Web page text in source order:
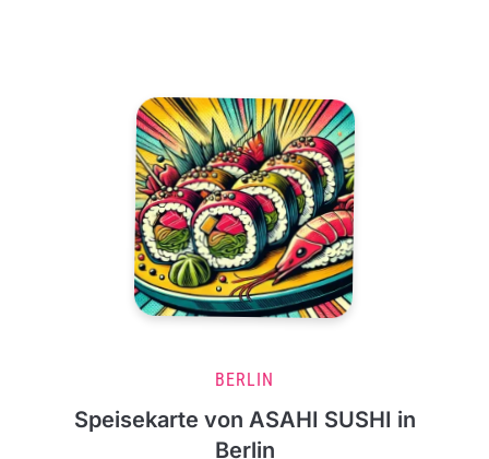
BERLIN
Speisekarte von ASAHI SUSHI in
Berlin